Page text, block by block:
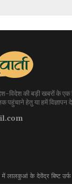
देश-विदेश की बड़ी खबरों के
पहुंचाने हेतु या हमें
में लालकुआं के देवेंद्र बिष्ट